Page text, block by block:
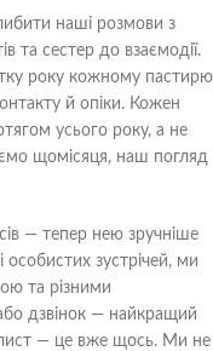
наші розмови з
та сестер до взаємодії.
року кожному пастирю
й опіки. Кожен
усього року, а не
щомісяця, наш погляд
— тепер нею зручніше
особистих зустрічей, ми
та різними
дзвінок — найкращий
лист — це вже щось. Ми не